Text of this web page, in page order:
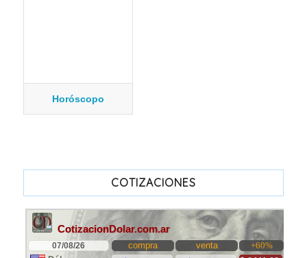
Horóscopo
COTIZACIONES